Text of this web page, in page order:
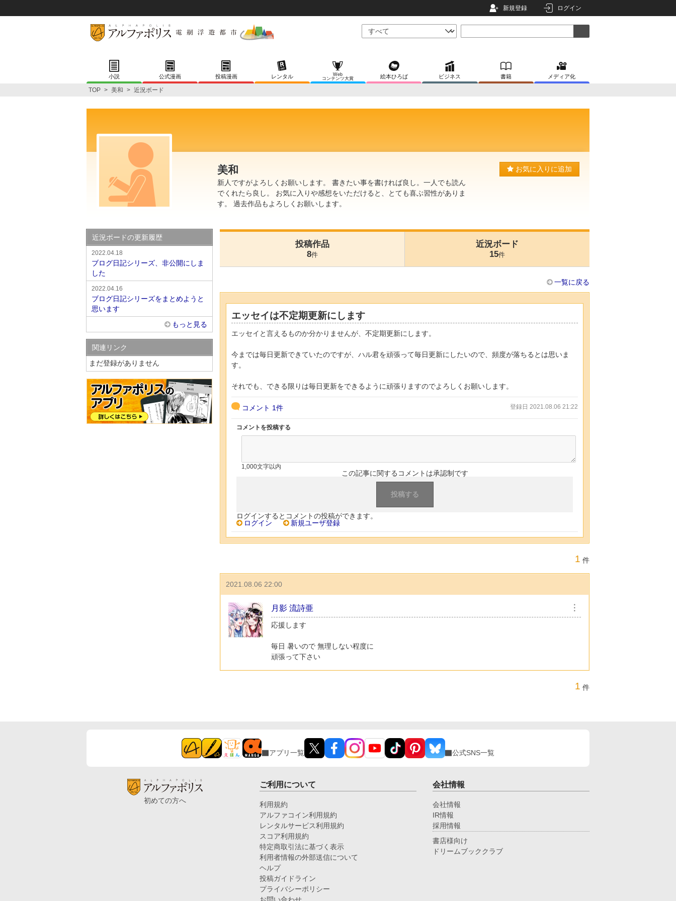
新規登録 ログイン
小説 公式漫画 投稿漫画 レンタル
Web
コンテンツ大賞
絵本ひろば ビジネス 書籍 メディア化
TOP > 美和 > 近況ボード
美和
新人ですがよろしくお願いします。 書きたい事を書ければ良し。一人でも読ん
でくれたら良し。 お気に入りや感想をいただけると、とても喜ぶ習性がありま
す。 過去作品もよろしくお願いします。
お気に入りに追加
投稿作品
8件
近況ボード
15件
一覧に戻る
エッセイは不定期更新にします
エッセイと言えるものか分かりませんが、不定期更新にします。
今までは毎日更新できていたのですが、ハル君を頑張って毎日更新にしたいので、頻度が落ちるとは思いま
す。
それでも、できる限りは毎日更新をできるように頑張りますのでよろしくお願いします。
コメント 1件 登録日 2021.08.06 21:22
コメントを投稿する
1,000文字以内
この記事に関するコメントは承認制です
ログインするとコメントの投稿ができます。
ログイン
新規ユーザ登録
1 件
2021.08.06 22:00
月影 流詩亜 ︙
応援します
毎日 暑いので 無理しない程度に
頑張って下さい
1 件
近況ボードの更新履歴
2022.04.18
ブログ日記シリーズ、非公開にしま
した
2022.04.16
ブログ日記シリーズをまとめようと
思います
もっと見る
関連リンク
まだ登録がありません
アプリ一覧 公式SNS一覧
初めての方へ
ご利用について
利用規約
アルファコイン利用規約
レンタルサービス利用規約
スコア利用規約
特定商取引法に基づく表示
利用者情報の外部送信について
ヘルプ
投稿ガイドライン
プライバシーポリシー
会社情報
会社情報
IR情報
採用情報
書店様向け
ドリームブッククラブ